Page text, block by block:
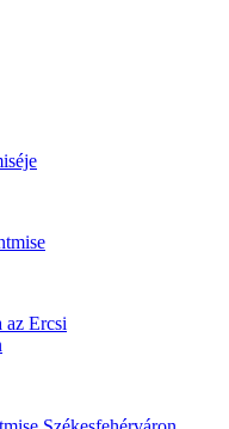
az Ercsi